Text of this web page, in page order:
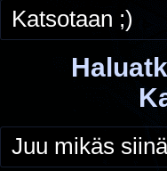
Katsotaan ;)
Juu mikäs